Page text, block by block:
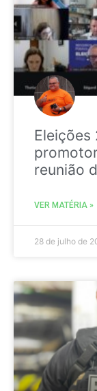
Eleições
reunião
VER MATÉRIA »
28 de julho de